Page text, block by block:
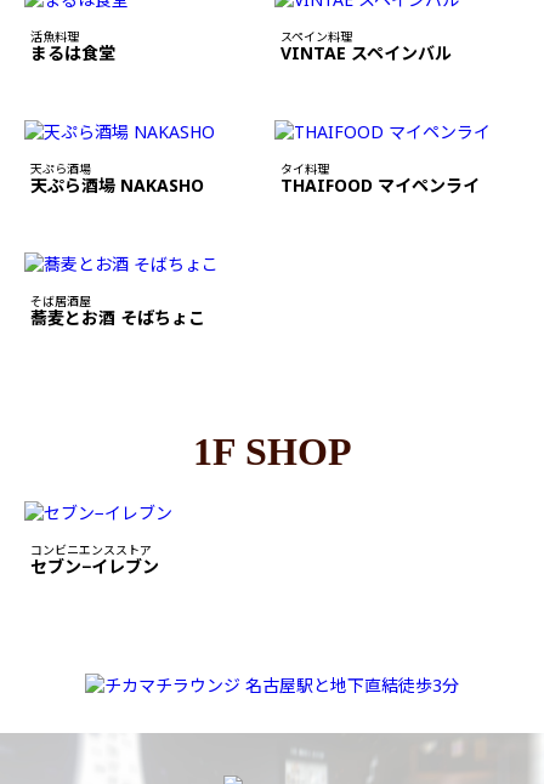
活魚料理
まるは食堂
スペイン料理
VINTAE スペインバル
天ぷら酒場
天ぷら酒場 NAKASHO
タイ料理
THAIFOOD マイペンライ
そば居酒屋
蕎麦とお酒 そばちょこ
1F SHOP
コンビニエンスストア
セブン−イレブン